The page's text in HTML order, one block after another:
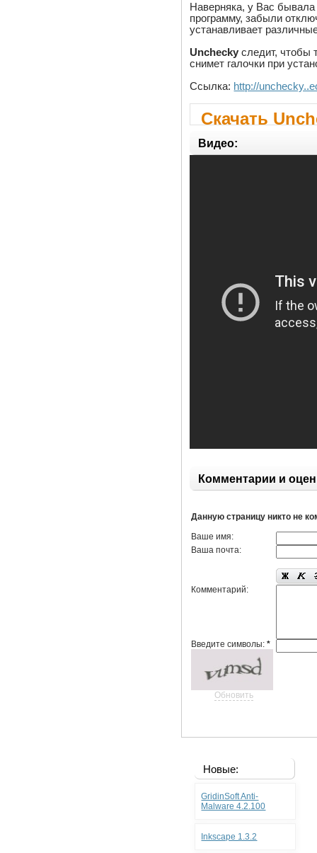
Наверняка, у Вас бывала
программу, забыли
устанавливает
Unchecky следит, чтобы
снимет галочки при
Ссылка: http://
Скачать
Видео:
Комментарии и
Данную страницу никто не
Ваше имя:
Ваша почта:
Комментарий:
Введите символы:*
Обновить
Новые:
GridinSoft Anti-
Malware 4.2.100
Inkscape 1.3.2